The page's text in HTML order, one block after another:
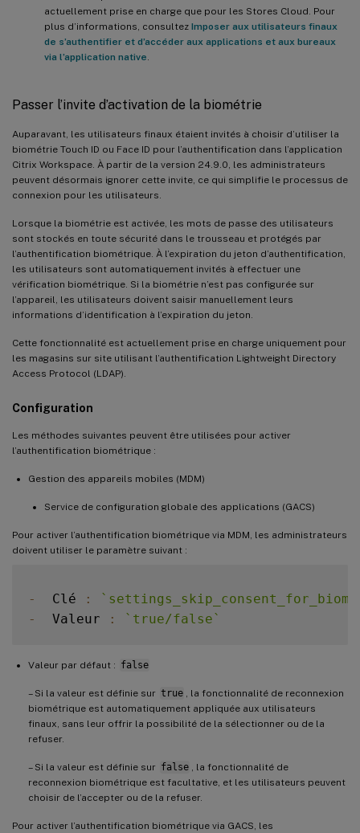
actuellement prise en charge que pour les Stores Cloud. Pour
plus d’informations, consultez Imposer aux utilisateurs finaux
de s’authentifier et d’accéder aux applications et aux bureaux
via l’application native.
Passer l’invite d’activation de la biométrie
Auparavant, les utilisateurs finaux étaient invités à choisir d’utiliser la
biométrie Touch ID ou Face ID pour l’authentification dans l’application
Citrix Workspace. À partir de la version 24.9.0, les administrateurs
peuvent désormais ignorer cette invite, ce qui simplifie le processus de
connexion pour les utilisateurs.
Lorsque la biométrie est activée, les mots de passe des utilisateurs
sont stockés en toute sécurité dans le trousseau et protégés par
l’authentification biométrique. À l’expiration du jeton d’authentification,
les utilisateurs sont automatiquement invités à effectuer une
vérification biométrique. Si la biométrie n’est pas configurée sur
l’appareil, les utilisateurs doivent saisir manuellement leurs
informations d’identification à l’expiration du jeton.
Cette fonctionnalité est actuellement prise en charge uniquement pour
les magasins sur site utilisant l’authentification Lightweight Directory
Access Protocol (LDAP).
Configuration
Les méthodes suivantes peuvent être utilisées pour activer
l’authentification biométrique :
Gestion des appareils mobiles (MDM)
Service de configuration globale des applications (GACS)
Pour activer l’authentification biométrique via MDM, les administrateurs
doivent utiliser le paramètre suivant :
-
  Clé
: `
-
  Valeur
: ` true/false`
Valeur par défaut : false
– Si la valeur est définie sur true , la fonctionnalité de reconnexion
biométrique est automatiquement appliquée aux utilisateurs
finaux, sans leur offrir la possibilité de la sélectionner ou de la
refuser.
– Si la valeur est définie sur false , la fonctionnalité de
reconnexion biométrique est facultative, et les utilisateurs peuvent
choisir de l’accepter ou de la refuser.
Pour activer l’authentification biométrique via GACS, les